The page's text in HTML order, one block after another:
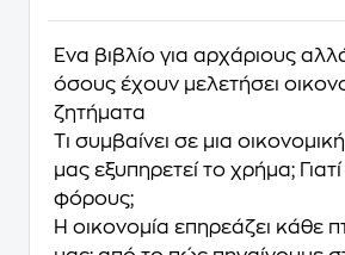
Ένα βιβλίο για αρχάριους
όσους έχουν μελετήσει
ζητήματα
Τι συμβαίνει σε μια
μας εξυπηρετεί το χρήμα;
φόρους;
H οικονομία επηρεάζει κάθε